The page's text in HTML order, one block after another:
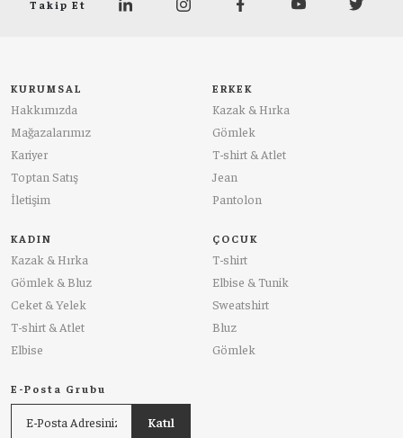
Takip Et
KURUMSAL
Hakkımızda
Mağazalarımız
Kariyer
Toptan Satış
İletişim
ERKEK
Kazak & Hırka
Gömlek
T-shirt & Atlet
Jean
Pantolon
KADIN
Kazak & Hırka
Gömlek & Bluz
Ceket & Yelek
T-shirt & Atlet
Elbise
ÇOCUK
T-shirt
Elbise & Tunik
Sweatshirt
Bluz
Gömlek
E-Posta Grubu
Katıl